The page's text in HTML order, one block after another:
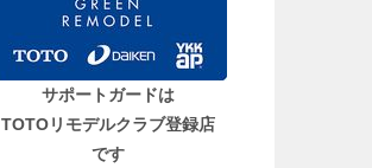
サポートガードは
TOTOリモデルクラブ登録店
です